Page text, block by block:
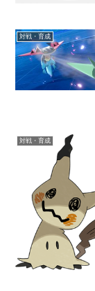
対戦・育成
対戦・育成